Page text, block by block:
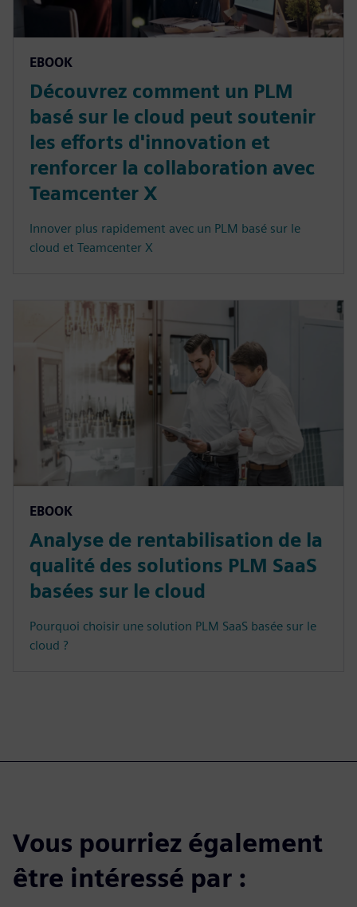
EBOOK
Découvrez comment un PLM
basé sur le cloud peut soutenir
les efforts d'innovation et
renforcer la collaboration avec
Teamcenter X
Innover plus rapidement avec un PLM basé sur le
cloud et Teamcenter X
EBOOK
Analyse de rentabilisation de la
qualité des solutions PLM SaaS
basées sur le cloud
Pourquoi choisir une solution PLM SaaS basée sur le
cloud ?
Vous pourriez également
être intéressé par :